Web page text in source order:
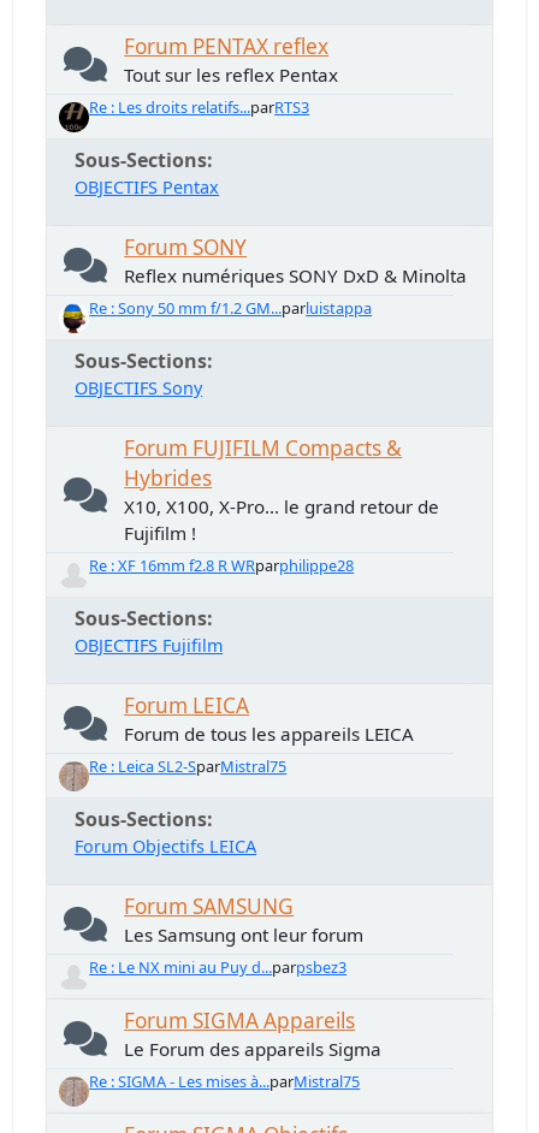
Forum PENTAX reflex
Tout sur les reflex Pentax
Re : Les droits relatifs...parRTS3
Sous-Sections
OBJECTIFS Pentax
Forum SONY
Reflex numériques SONY DxD & Minolta
Re : Sony 50 mm f/1.2 GM...parluistappa
Sous-Sections
OBJECTIFS Sony
Forum FUJIFILM Compacts &
Hybrides
X10, X100, X-Pro... le grand retour de
Fujifilm !
Re : XF 16mm f2.8 R WRparphilippe28
Sous-Sections
OBJECTIFS Fujifilm
Forum LEICA
Forum de tous les appareils LEICA
Re : Leica SL2-SparMistral75
Sous-Sections
Forum Objectifs LEICA
Forum SAMSUNG
Les Samsung ont leur forum
Re : Le NX mini au Puy d...parpsbez3
Forum SIGMA Appareils
Le Forum des appareils Sigma
Re : SIGMA - Les mises à...parMistral75